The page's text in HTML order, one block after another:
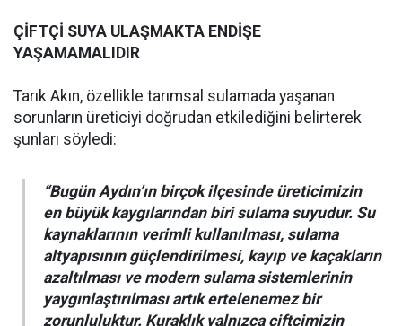
ÇİFTÇİ SUYA ULAŞMAKTA ENDİŞE
YAŞAMAMALIDIR
Tarık Akın, özellikle tarımsal sulamada yaşanan
sorunların üreticiyi doğrudan etkilediğini belirterek
şunları söyledi:
“Bugün Aydın’ın birçok ilçesinde üreticimizin
en büyük kaygılarından biri sulama suyudur. Su
kaynaklarının verimli kullanılması, sulama
altyapısının güçlendirilmesi, kayıp ve kaçakların
azaltılması ve modern sulama sistemlerinin
yaygınlaştırılması artık ertelenemez bir
zorunluluktur. Kuraklık yalnızca çiftçimizin